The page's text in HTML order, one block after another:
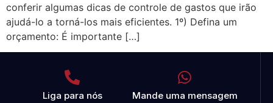
conferir algumas dicas de controle de gastos que irão
ajudá-lo a torná-los mais eficientes. 1º) Defina um
orçamento: É importante […]
Liga para nós Mande uma mensagem